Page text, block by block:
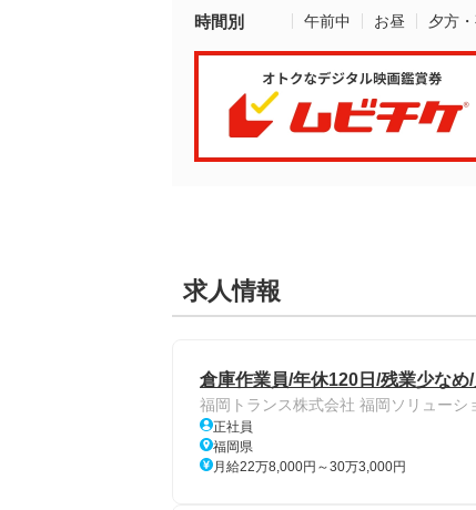
時間別 午前中 お昼 夕方
求人情報
倉庫作業員/年休120日/残業少な
福岡トランス株式会社 福岡ソリューシ
正社員
福岡県
月給22万8,000円～30万3,000円